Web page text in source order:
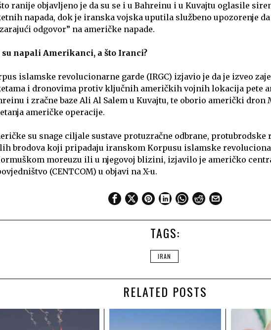
ranije objavljeno je da su se i u Bahreinu i u Kuvajtu oglasile
napada, dok je iranska vojska uputila službeno upozorenje
odgovor” na američke napade.
su napali Amerikanci, a što Iranci?
islamske revolucionarne garde (IRGC) izjavio je da je izveo
i dronovima protiv ključnih američkih vojnih lokacija pete
i zračne baze Ali Al Salem u Kuvajtu, te oborio američki dron
američke operacije.
su snage ciljale sustave protuzračne odbrane, protubrodske
brodova koji pripadaju iranskom Korpusu islamske
moreuzu ili u njegovoj blizini, izjavilo je američko
(CENTCOM) u objavi na X-u.
TAGS:
IRAN
RELATED POSTS